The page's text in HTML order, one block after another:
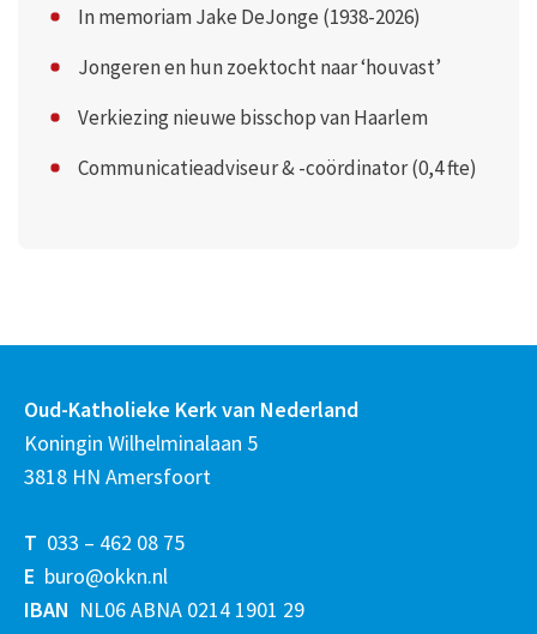
In memoriam Jake DeJonge (1938-2026)
Jongeren en hun zoektocht naar ‘houvast’
Verkiezing nieuwe bisschop van Haarlem
Communicatieadviseur & -coördinator (0,4 fte)
Oud-Katholieke Kerk van Nederland
Koningin Wilhelminalaan 5
3818 HN Amersfoort
T 033 – 462 08 75
E buro@okkn.nl
IBAN NL06 ABNA 0214 1901 29